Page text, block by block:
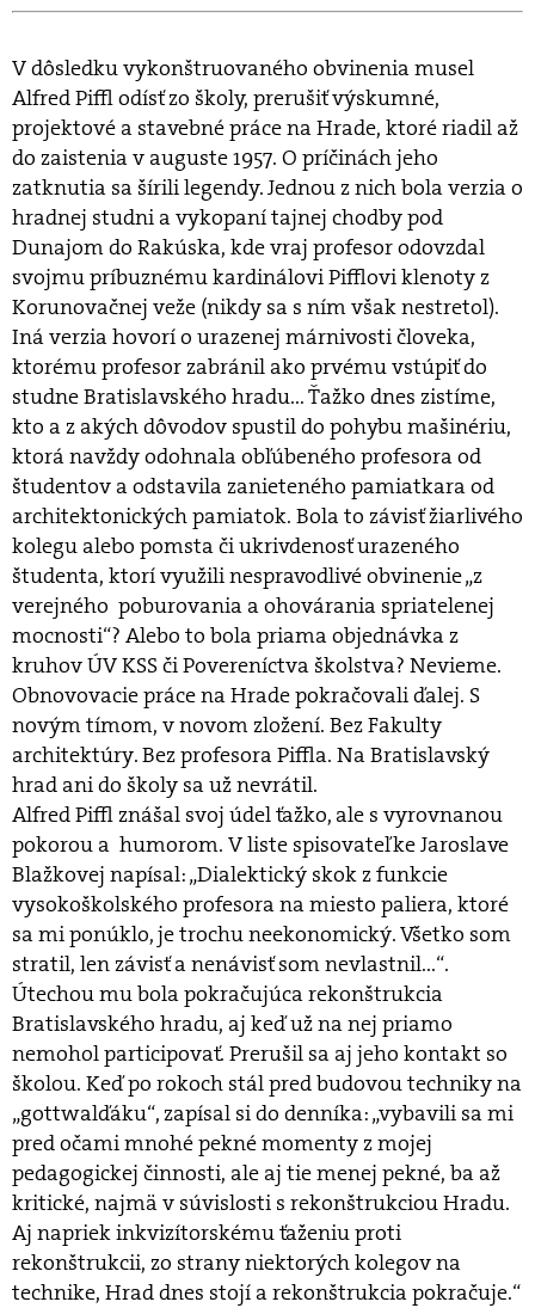
V dôsledku vykonštruovaného obvinenia musel
Alfred Piffl odísť zo školy, prerušiť výskumné,
projektové a stavebné práce na Hrade, ktoré riadil až
do zaistenia v auguste 1957. O príčinách jeho
zatknutia sa šírili legendy. Jednou z nich bola verzia o
hradnej studni a vykopaní tajnej chodby pod
Dunajom do Rakúska, kde vraj profesor odovzdal
svojmu príbuznému kardinálovi Pifflovi klenoty z
Korunovačnej veže (nikdy sa s ním však nestretol).
Iná verzia hovorí o urazenej márnivosti človeka,
ktorému profesor zabránil ako prvému vstúpiť do
studne Bratislavského hradu... Ťažko dnes zistíme,
kto a z akých dôvodov spustil do pohybu mašinériu,
ktorá navždy odohnala obľúbeného profesora od
študentov a odstavila zanieteného pamiatkara od
architektonických pamiatok. Bola to závisť žiarlivého
kolegu alebo pomsta či ukrivdenosť urazeného
študenta, ktorí využili nespravodlivé obvinenie „z
verejného poburovania a ohovárania spriatelenej
mocnosti“? Alebo to bola priama objednávka z
kruhov ÚV KSS či Povereníctva školstva? Nevieme.
Obnovovacie práce na Hrade pokračovali ďalej. S
novým tímom, v novom zložení. Bez Fakulty
architektúry. Bez profesora Piffla. Na Bratislavský
hrad ani do školy sa už nevrátil.
Alfred Piffl znášal svoj údel ťažko, ale s vyrovnanou
pokorou a humorom. V liste spisovateľke Jaroslave
Blažkovej napísal: „Dialektický skok z funkcie
vysokoškolského profesora na miesto paliera, ktoré
sa mi ponúklo, je trochu neekonomický. Všetko som
stratil, len závisť a nenávisť som nevlastnil...“.
Útechou mu bola pokračujúca rekonštrukcia
Bratislavského hradu, aj keď už na nej priamo
nemohol participovať. Prerušil sa aj jeho kontakt so
školou. Keď po rokoch stál pred budovou techniky na
„gottwalďáku“, zapísal si do denníka: „vybavili sa mi
pred očami mnohé pekné momenty z mojej
pedagogickej činnosti, ale aj tie menej pekné, ba až
kritické, najmä v súvislosti s rekonštrukciou Hradu.
Aj napriek inkvizítorskému ťaženiu proti
rekonštrukcii, zo strany niektorých kolegov na
technike, Hrad dnes stojí a rekonštrukcia pokračuje.“